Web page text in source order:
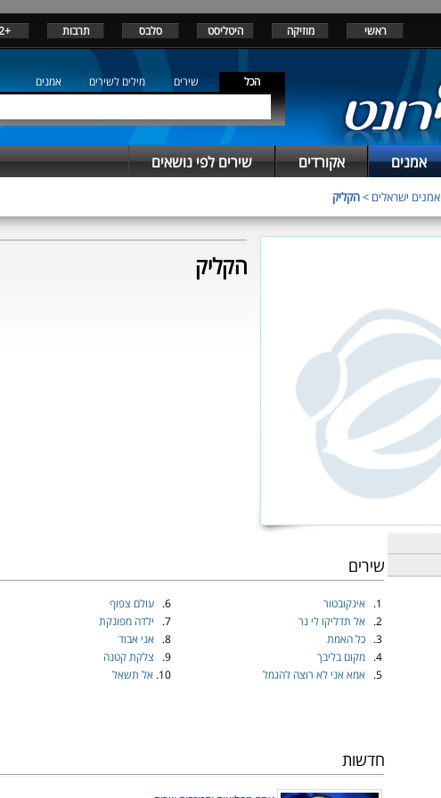
ראשי מוזיקה היטליסט סלבס תרבות +12
הכל שירים מילים לשירים אמנים
אמנים אקורדים שירים לפי נושאים
אמנים ישראלים >הקליק
הקליק
שירים
1.
אינקובטור
2.
אל תדליקו לי נר
3.
כל האמת
4.
מקום בליבך
5.
אמא אני לא רוצה להגמל
6.
עולם צפוף
7.
ילדה מפונקת
8.
אני אבוד
9.
צלקת קטנה
10. אל תשאל
חדשות